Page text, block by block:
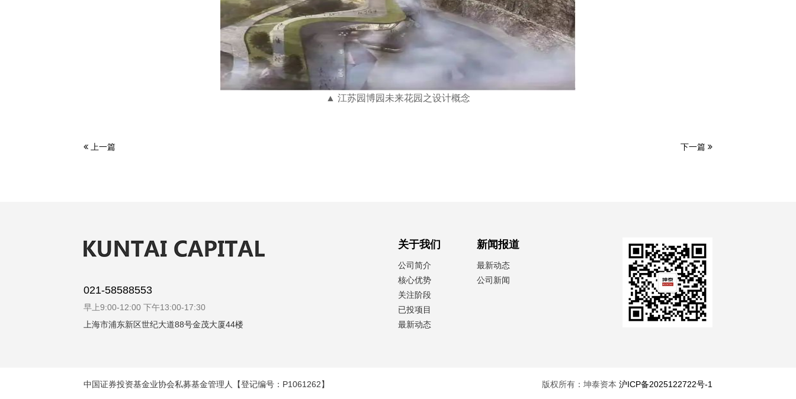
▲ 江苏园博园未来花园之设计概念
上一篇 下一篇
021-58588553
早上9:00-12:00 下午13:00-17:30
上海市浦东新区世纪大道88号金茂大厦44楼
关于我们
公司简介
核心优势
关注阶段
已投项目
最新动态
新闻报道
最新动态
公司新闻
中国证券投资基金业协会私募基金管理人 【登记编号：P1061262】 版权所有：坤泰资本 沪ICP备2025122722号-1